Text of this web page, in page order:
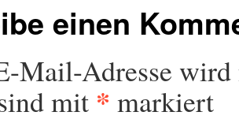
einen
Mail-Adresse
mit * markiert